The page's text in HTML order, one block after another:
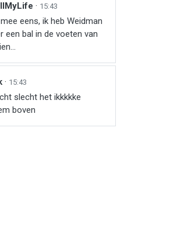
· 15:43
eens, ik heb Weidman
een bal in de voeten van
· 15:43
slecht het ikkkkke
boven